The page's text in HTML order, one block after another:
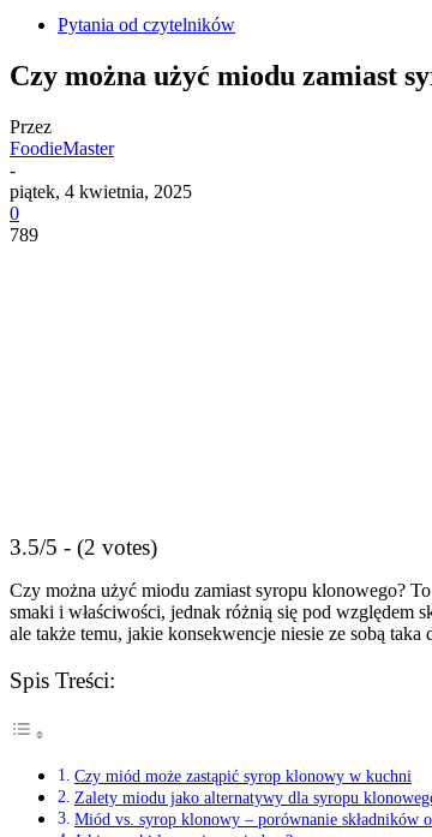
Pytania od czytelników
Czy można użyć miodu zamiast
Przez
FoodieMaster
-
piątek, 4 kwietnia, 2025
0
789
3.5/5 - (2 votes)
Czy ‌można użyć​ miodu zamiast syropu‌ klonowego?
smaki ‍i właściwości, ⁢jednak różnią się pod względem
ale także temu, ​jakie konsekwencje ‍niesie ze sobą
Spis Treści:
Czy ⁣miód może zastąpić syrop klonowy‍ w kuchni
Zalety miodu jako alternatywy dla ​syropu
Miód vs. ​syrop klonowy – porównanie składników